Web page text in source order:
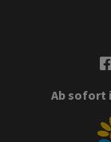
Ab sofort